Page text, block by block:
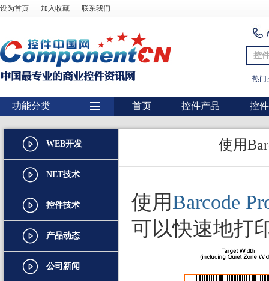
设为首页 加入收藏 联系我们
控
热门
功能分类
用户界面
报表
图表
图形图像处理
扫描识别
数据库
条形码
首页 控件产品 控
WEB开发
NET技术
控件技术
产品动态
公司新闻
使用
使用Barcode
可以快速地打